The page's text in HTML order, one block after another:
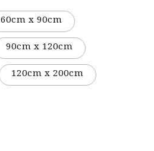
60cm x 90cm
90cm x 120cm
120cm x 200cm